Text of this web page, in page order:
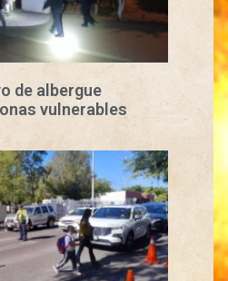
de albergue
vulnerables